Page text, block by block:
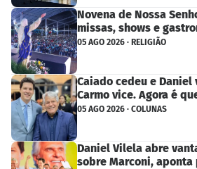
Novena de Nossa
missas, shows e
05 AGO 2026 · RELIGIÃO
Caiado cedeu e Daniel
Carmo vice. Agora é
05 AGO 2026 · COLUNAS
Daniel Vilela abre
sobre Marconi,